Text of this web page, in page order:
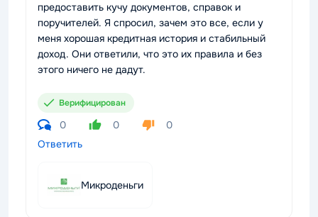
предоставить кучу документов, справок и
поручителей. Я спросил, зачем это все, если у
меня хорошая кредитная история и стабильный
доход. Они ответили, что это их правила и без
этого ничего не дадут.
Верифицирован
0 0
0
Ответить
Микроденьги